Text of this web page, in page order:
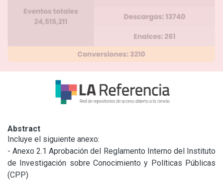
Abstract
Incluye el siguiente anexo:
- Anexo 2.1 Aprobación del Reglamento Interno del Instituto
de Investigación sobre Conocimiento y Políticas Públicas
(CPP)